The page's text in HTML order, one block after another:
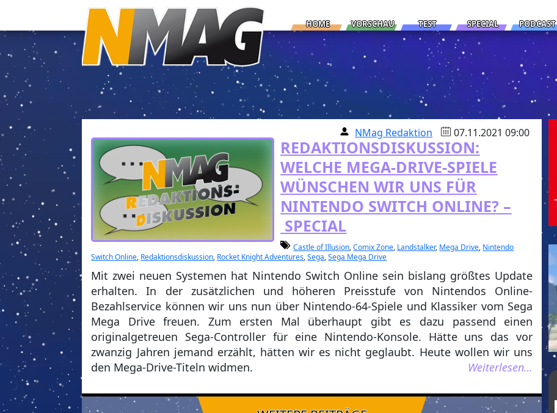
HOME VORSCHAU TEST SPECIAL PODCAST
NMag Redaktion 07.11.2021 09:00
REDAKTIONSDISKUSSION:
WELCHE MEGA-DRIVE-SPIELE
WÜNSCHEN WIR UNS FÜR
NINTENDO SWITCH ONLINE? –
SPECIAL
Castle of Illusion,Comix Zone, Landstalker, Mega Drive, Nintendo
Switch Online, Redaktionsdiskussion, Rocket Knight Adventures,Sega,Sega Mega Drive
Mit zwei neuen Systemen hat Nintendo Switch Online sein bislang größtes Update
erhalten. In der zusätzlichen und höheren Preisstufe von Nintendos Online-
Bezahlservice können wir uns nun über Nintendo-64-Spiele und Klassiker vom Sega
Mega Drive freuen. Zum ersten Mal überhaupt gibt es dazu passend einen
originalgetreuen Sega-Controller für eine Nintendo-Konsole. Hätte uns das vor
zwanzig Jahren jemand erzählt, hätten wir es nicht geglaubt. Heute wollen wir uns
den Mega-Drive-Titeln widmen.
Weiterlesen…